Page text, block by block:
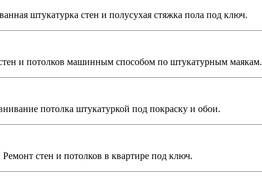
штукатурка стен и полусухая стяжка пола под ключ.
и потолков машинным способом по штукатурным маякам.
потолка штукатуркой под покраску и обои.
Ремонт стен и потолков в квартире под ключ.